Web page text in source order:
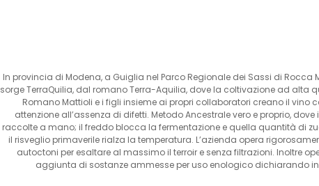
In provincia di Modena, a Guiglia nel Parco Regionale dei Sassi di
sorge TerraQuilia, dal romano Terra-Aquilia, dove la coltivazione ad alta
Romano Mattioli e i figli insieme ai propri collaboratori creano il
attenzione all’assenza di difetti. Metodo Ancestrale vero e proprio,
raccolte a mano; il freddo blocca la fermentazione e quella quantità di
il risveglio primaverile rialza la temperatura. L’azienda opera
autoctoni per esaltare al massimo il terroir e senza filtrazioni. Inoltre
aggiunta di sostanze ammesse per uso enologico dichiarando